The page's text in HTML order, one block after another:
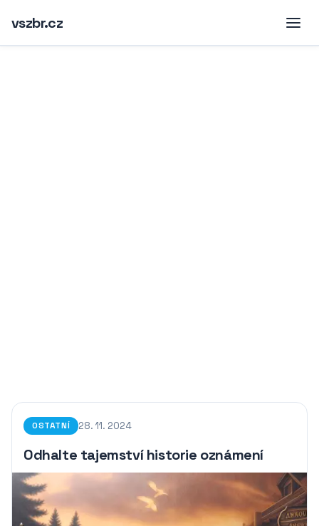
vszbr.cz
OSTATNÍ 28. 11. 2024
Odhalte tajemství historie oznámení